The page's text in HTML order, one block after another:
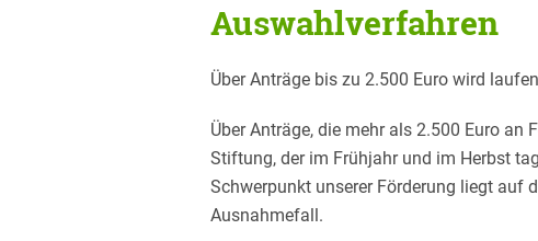
Auswahlverfahren
Über Anträge bis zu 2.500 Euro wird
Über Anträge, die mehr als 2.500 Euro
Stiftung, der im Frühjahr und im Herbst
Schwerpunkt unserer Förderung liegt auf
Ausnahmefall.